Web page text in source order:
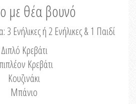
με θέα βουνό
3 Ενήλικες ή 2 Ενήλικες & 1 Παιδί
Διπλό Κρεβάτι
Κρεβάτι
Κουζινάκι
Μπάνιο